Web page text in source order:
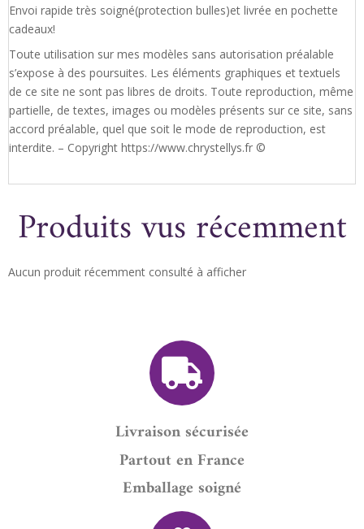
Envoi rapide très soigné(protection bulles)et livrée en pochette
cadeaux!
Toute utilisation sur mes modèles sans autorisation préalable
s’expose à des poursuites. Les éléments graphiques et textuels
de ce site ne sont pas libres de droits. Toute reproduction, même
partielle, de textes, images ou modèles présents sur ce site, sans
accord préalable, quel que soit le mode de reproduction, est
interdite. – Copyright https://www.chrystellys.fr ©
Produits vus récemment
Aucun produit récemment consulté à afficher
Livraison sécurisée
Partout en France
Emballage soigné